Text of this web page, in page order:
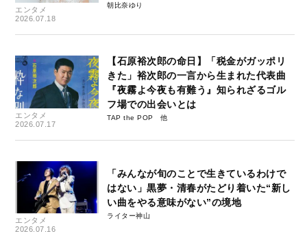
エンタメ
2026.07.18
朝比奈ゆり
エンタメ
2026.07.17
【石原裕次郎の命日】「税金がガッポリ
きた」裕次郎の一言から生まれた代表曲
『夜霧よ今夜も有難う』知られざるゴル
フ場での出会いとは
TAP the POP
エンタメ
2026.07.16
「みんなが旬のことで生きているわけで
はない」黒夢・清春がたどり着いた“新し
い曲をやる意味がない”の境地
ライター神山